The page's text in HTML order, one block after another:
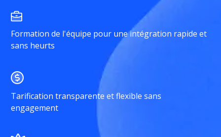
Formation de l'équipe pour une intégration rapide et
sans heurts
Tarification transparente et flexible sans
engagement